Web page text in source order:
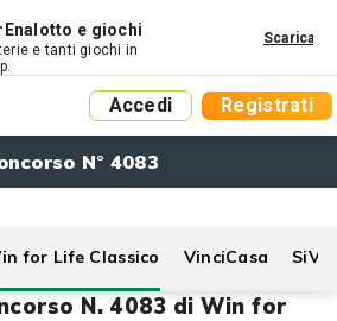
e giochi
e tanti giochi in
Scarica
Accedi Registrati
N° 4083
for Life Classico VinciCasa
N. 4083 di Win for